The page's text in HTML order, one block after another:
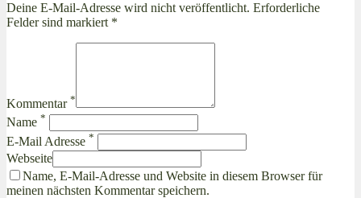
Deine E-Mail-Adresse wird nicht veröffentlicht. Erforderliche
Felder sind markiert *
Kommentar *
Name *
E-Mail Adresse *
Webseite
Name, E-Mail-Adresse und Website in diesem Browser für
meinen nächsten Kommentar speichern.